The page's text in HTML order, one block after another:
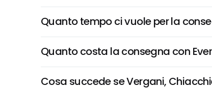
Quanto tempo ci vuole per la
Quanto costa la consegna con
Cosa succede se Vergani,